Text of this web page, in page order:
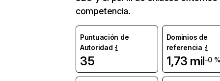
competencia.
Puntuación de
Autoridad
35
Dominios de
referencia
1,73 mil-0 %